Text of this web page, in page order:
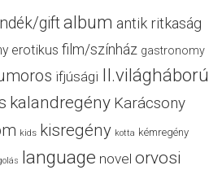
giftalbum antik ritkaság
erotikus film/színház gastronomy
ifjúsági II.világháború
kalandregény Karácsony
kids kisregény kotta kémregény
language novel orvosi